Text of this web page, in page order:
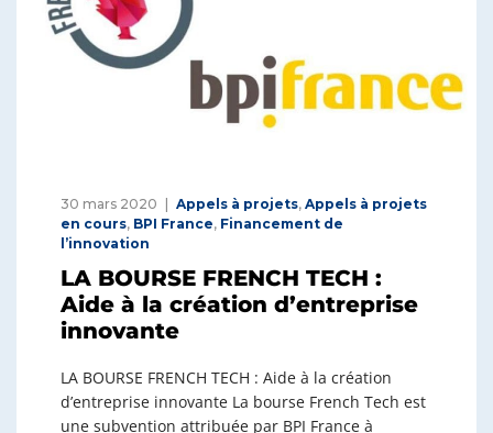
30 mars 2020 Appels à projets, Appels à projets
en cours, BPI France, Financement de
l’innovation
LA BOURSE FRENCH TECH :
Aide à la création d’entreprise
innovante
LA BOURSE FRENCH TECH : Aide à la création
d’entreprise innovante La bourse French Tech est
une subvention attribuée par BPI France à